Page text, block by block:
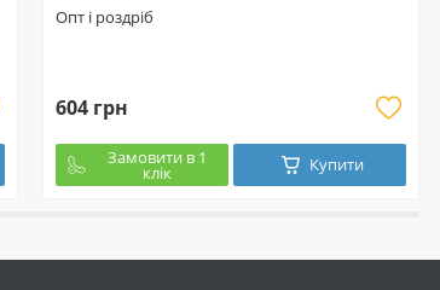
Опт і роздріб
604 грн
Замовити в 1
клік Купити